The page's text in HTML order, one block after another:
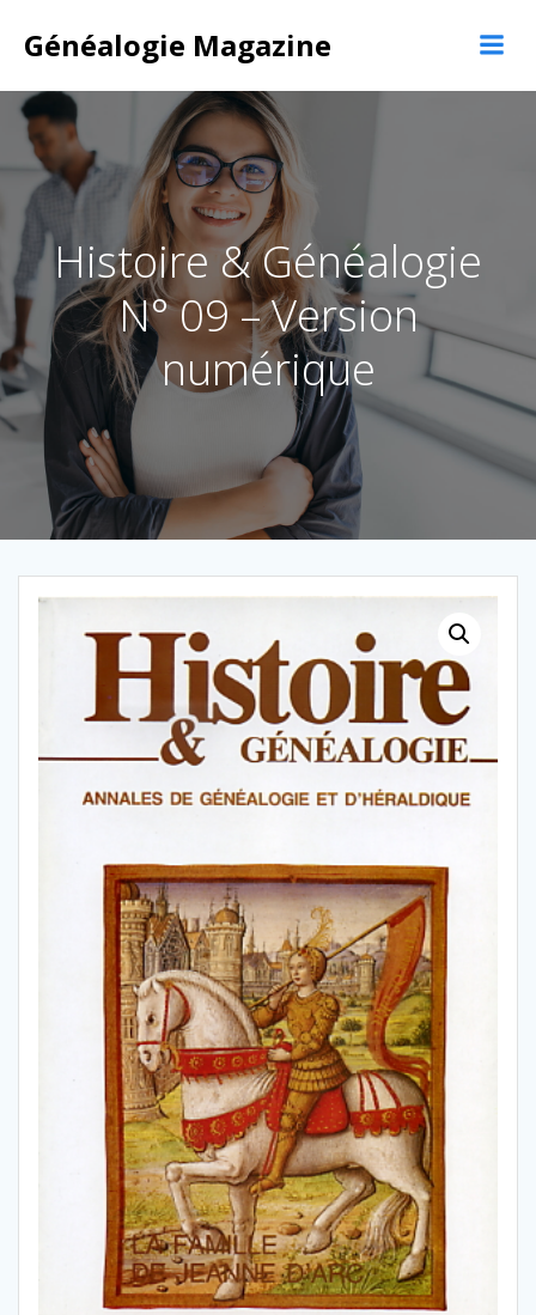
contenu
Généalogie Magazine
Histoire & Généalogie
N° 09 – Version
numérique